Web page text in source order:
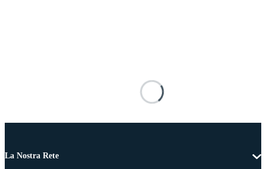
La Nostra Rete